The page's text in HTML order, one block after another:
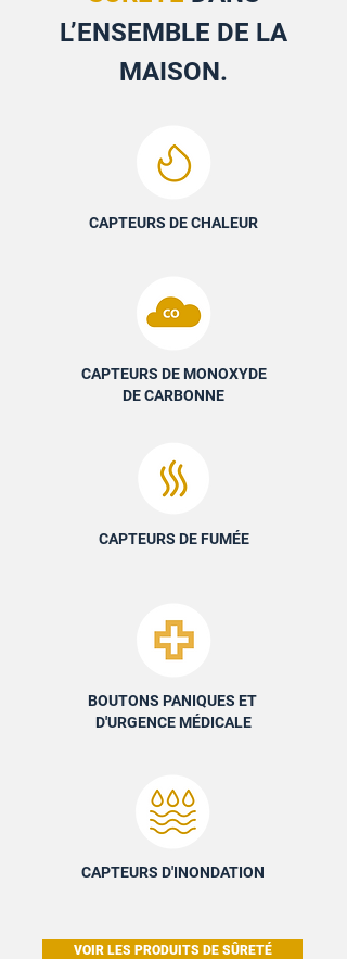
L’ENSEMBLE DE LA
MAISON.
CAPTEURS DE CHALEUR
CAPTEURS DE MONOXYDE
DE CARBONNE
CAPTEURS DE FUMÉE
BOUTONS PANIQUES ET
D'URGENCE MÉDICALE
CAPTEURS D'INONDATION
VOIR LES PRODUITS DE SÛRETÉ